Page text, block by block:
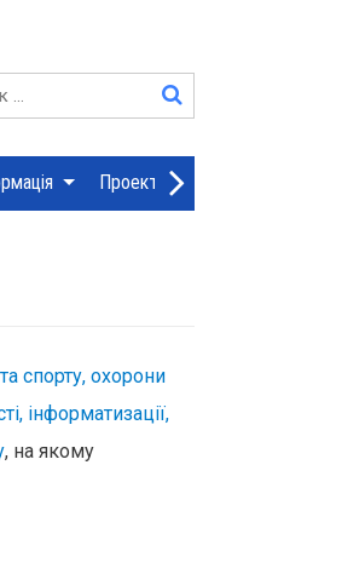
Проекти рішень сесій
спорту, охорони
інформатизації,
, на якому